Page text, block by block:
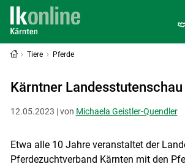
Tiere Pferde
Kärntner Landesstutenschau
12.05.2023 | von Michaela Geistler-Quendler
Etwa alle 10 Jahre veranstaltet der
Pferdezuchtverband Kärnten mit den